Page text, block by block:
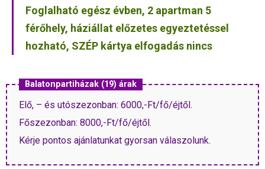
Foglalható egész évben, 2 apartman 5
férőhely, háziállat előzetes egyeztetéssel
hozható, SZÉP kártya elfogadás nincs
Balatonpartiházak (19) árak
Elő, – és utószezonban: 6000,-Ft/fő/éjtől.
Főszezonban: 8000,-Ft/fő/éjtől.
Kérje pontos ajánlatunkat gyorsan válaszolunk.